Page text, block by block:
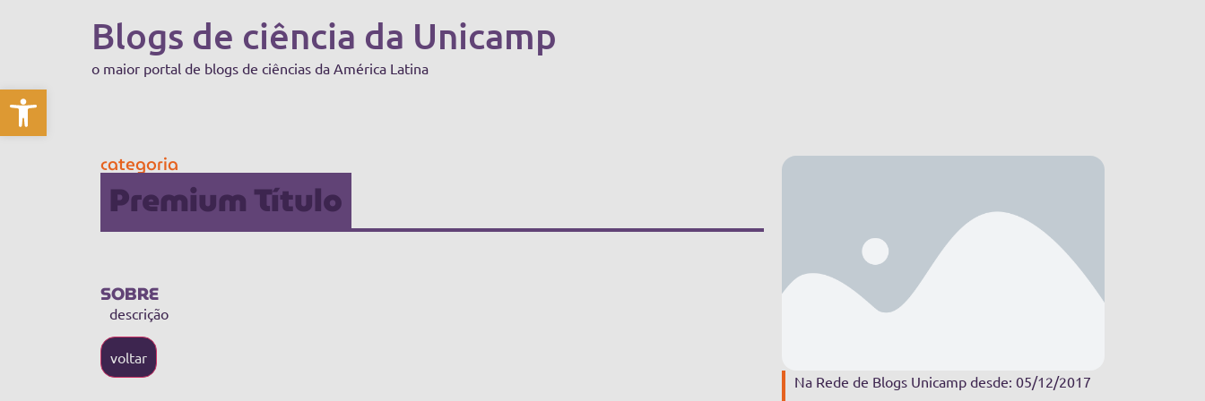
Abrir a barra de ferramentas
Blogs de ciência da Unicamp
o maior portal de blogs de ciências da América Latina
categoria
Premium Título
SOBRE
descrição
voltar
Na Rede de Blogs Unicamp desde: 05/12/2017